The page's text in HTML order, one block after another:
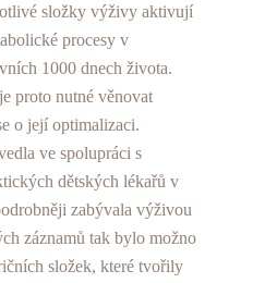
složky výživy aktivují
procesy v
1000 dnech života.
proto nutné věnovat
o její optimalizaci.
ve spolupráci s
dětských lékařů v
zabývala výživou
záznamů tak bylo možno
složek, které tvořily